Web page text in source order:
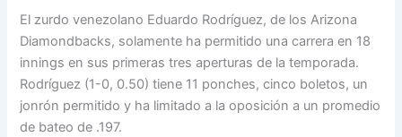
El zurdo venezolano Eduardo Rodríguez, de los Arizona
Diamondbacks, solamente ha permitido una carrera en 18
innings en sus primeras tres aperturas de la temporada.
Rodríguez (1-0, 0.50) tiene 11 ponches, cinco boletos, un
jonrón permitido y ha limitado a la oposición a un promedio
de bateo de .197.